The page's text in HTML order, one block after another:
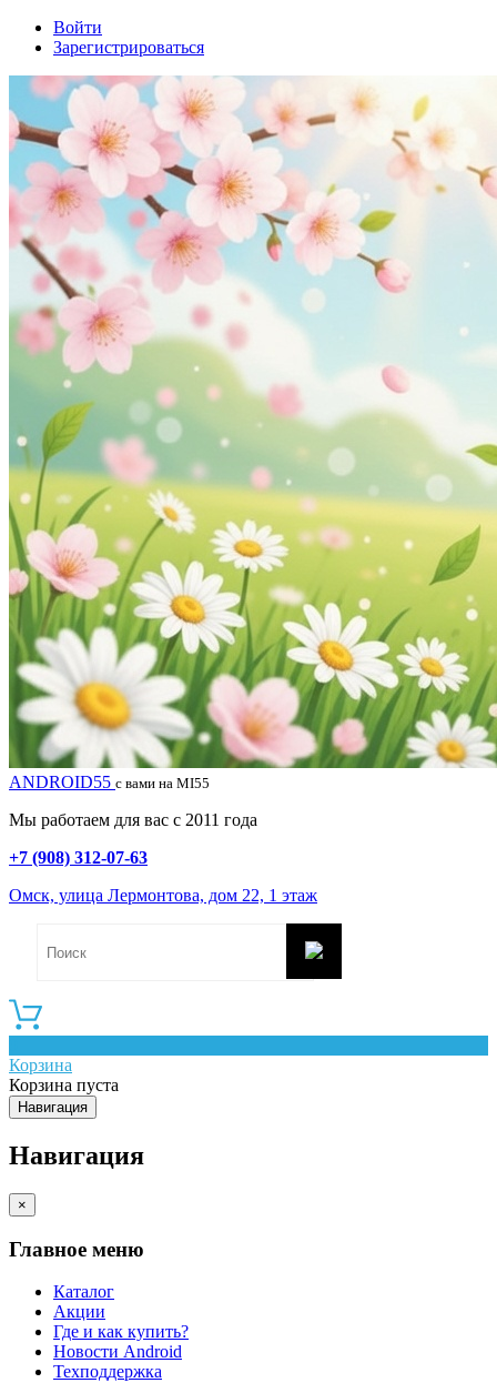
Войти
Зарегистрироваться
ANDROID55 с вами на MI55
Мы работаем для вас с 2011 года
+7 (908) 312-07-63
Омск, улица Лермонтова, дом 22, 1 этаж
Корзина
Корзина пуста
Навигация
Навигация
×
Главное меню
Каталог
Акции
Где и как купить?
Новости Android
Техподдержка